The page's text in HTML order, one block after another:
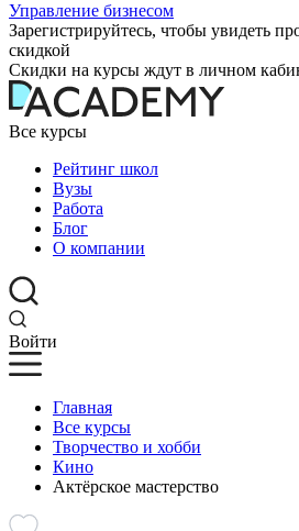
Управление бизнесом
Зарегистрируйтесь, чтобы увидеть
скидкой
Скидки на курсы ждут в личном
Все курсы
Рейтинг школ
Вузы
Работа
Блог
О компании
Войти
Главная
Все курсы
Творчество и хобби
Кино
Актёрское мастерство